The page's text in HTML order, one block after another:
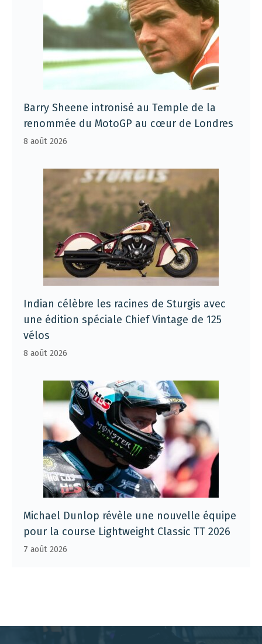
Barry Sheene intronisé au Temple de la
renommée du MotoGP au cœur de Londres
8 août 2026
Indian célèbre les racines de Sturgis avec
une édition spéciale Chief Vintage de 125
vélos
8 août 2026
Michael Dunlop révèle une nouvelle équipe
pour la course Lightweight Classic TT 2026
7 août 2026